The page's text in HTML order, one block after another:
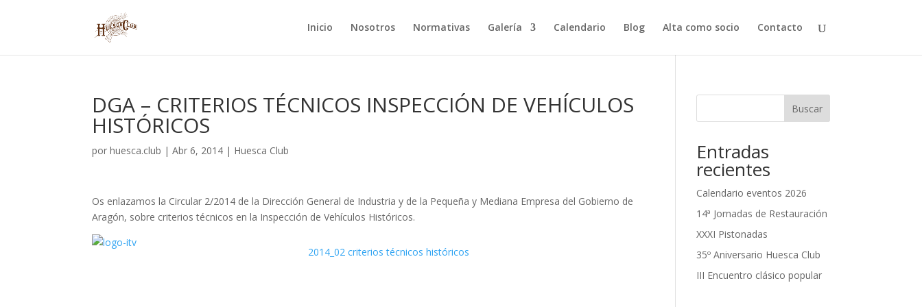
Inicio Nosotros Normativas Galería Calendario Blog Alta como socio Contacto
DGA – CRITERIOS TÉCNICOS INSPECCIÓN DE VEHÍCULOS
HISTÓRICOS
porhuesca.club |Abr 6, 2014 | Huesca Club
Os enlazamos la Circular 2/2014 de la Dirección General de Industria y de la Pequeña y Mediana Empresa del Gobierno de
Aragón, sobre criterios técnicos en la Inspección de Vehículos Históricos.
2014_02 criterios técnicos históricos
Buscar
Entradas
recientes
Calendario eventos 2026
14ª Jornadas de Restauración
XXXI Pistonadas
35º Aniversario Huesca Club
III Encuentro clásico popular